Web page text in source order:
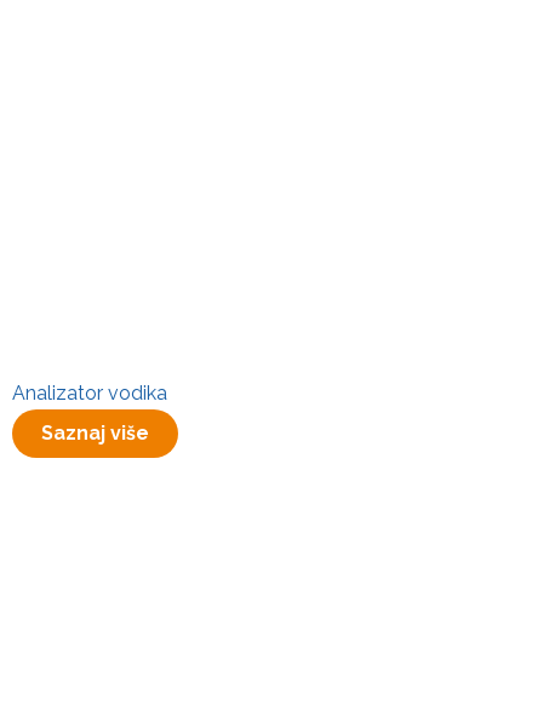
Analizator vodika
Saznaj više